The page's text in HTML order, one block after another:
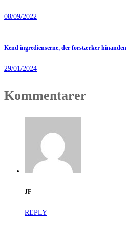
08/09/2022
Kend ingredienserne, der forstærker hinanden
29/01/2024
Kommentarer
JF
REPLY